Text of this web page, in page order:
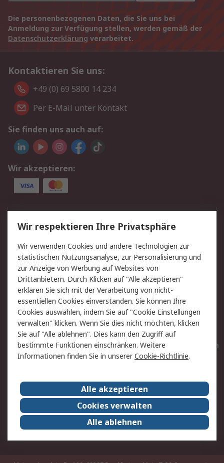
Die personenbezogenen Daten, die Sie uns bei
Anmeldung zur Verfügung stellen, werden gemäß der
Datenschutzerklärung verarbeitet.
Kontaktieren Sie uns:
+49 (0) 69 5800 14 234
Per E-Mail unter Kontakt
Sie finden uns auch auf:
Wir akzeptieren:
Service
Value Added Services
Lieferlösungen
Rücksendungen
Kontakt
Hilfe
Privatkunden
Rechtliches
AGB
Datenschutz
Cookie-Richtlinie
Zahlungsbedingungen
Copyright/Impressum
Entsorgung
Elektrogeräte/Batterien
RS weltweit
Karriere bei RS
Nachhaltigkeit
Qualität/Umwelt/ZertifikatePresse-Center
Event-Center
Wir respektieren Ihre Privatsphäre
Wir verwenden Cookies und andere Technologien zur
statistischen Nutzungsanalyse, zur Personalisierung und
zur Anzeige von Werbung auf Websites von
Drittanbietern. Durch Klicken auf "Alle akzeptieren"
erklären Sie sich mit der Verarbeitung von nicht-
essentiellen Cookies einverstanden. Sie können Ihre
Cookies auswählen, indem Sie auf "Cookie Einstellungen
verwalten" klicken. Wenn Sie dies nicht möchten, klicken
Sie auf "Alle ablehnen". Dies kann den Zugriff auf
bestimmte Funktionen einschränken. Weitere
Informationen finden Sie in unsererCookie-Richtlinie.
Alle akzeptieren
Cookies verwalten
Alle ablehnen